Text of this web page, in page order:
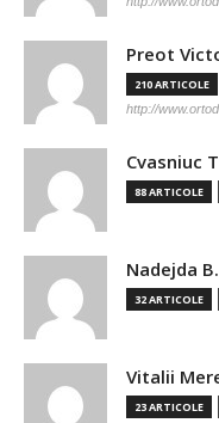
Preot
210 ARTICOLE
http://
Cvasniuc
88 ARTICOLE
Nadejda B.
32 ARTICOLE
Vitalii
23 ARTICOLE